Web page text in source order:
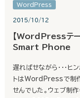
WordPress
2015/10/12
【WordPressテー
Smart Phone
遅ればせながら・・・ヒ
トはWordPressで制
せんでした。ウェブ制